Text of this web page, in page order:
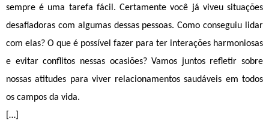
sempre é uma tarefa fácil. Certamente você já viveu situações
desafiadoras com algumas dessas pessoas. Como conseguiu lidar
com elas? O que é possível fazer para ter interações harmoniosas
e evitar conflitos nessas ocasiões? Vamos juntos refletir sobre
nossas atitudes para viver relacionamentos saudáveis em todos
os campos da vida.
[…]